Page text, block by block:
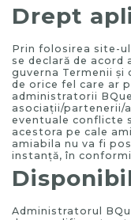
Drept
Prin folosirea site-
se declară de acord
guverna Termenii şi
de orice fel care ar
administratorii
asociaţii/partenerii/
eventuale conflicte
acestora pe cale
amiabila nu va fi
instanţă, în
Administratorul